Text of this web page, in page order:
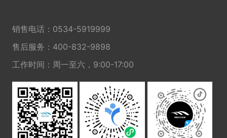
销售电话： 0534-5919999
售后服务： 400-832-9898
工作时间：周一至六，9:00-17:00